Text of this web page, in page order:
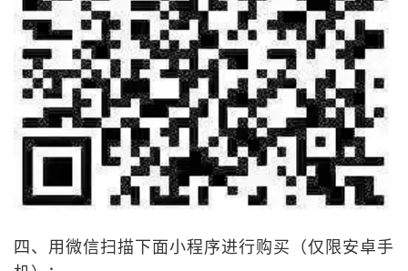
四、用微信扫描下面小程序进行购买（仅限安卓手